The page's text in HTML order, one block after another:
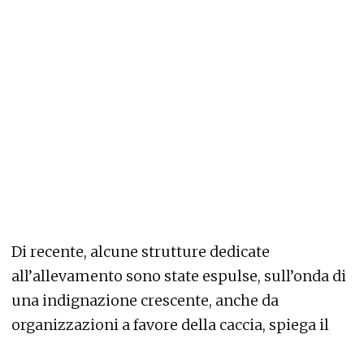
Di recente, alcune strutture dedicate
all’allevamento sono state espulse, sull’onda di
una indignazione crescente, anche da
organizzazioni a favore della caccia, spiega il